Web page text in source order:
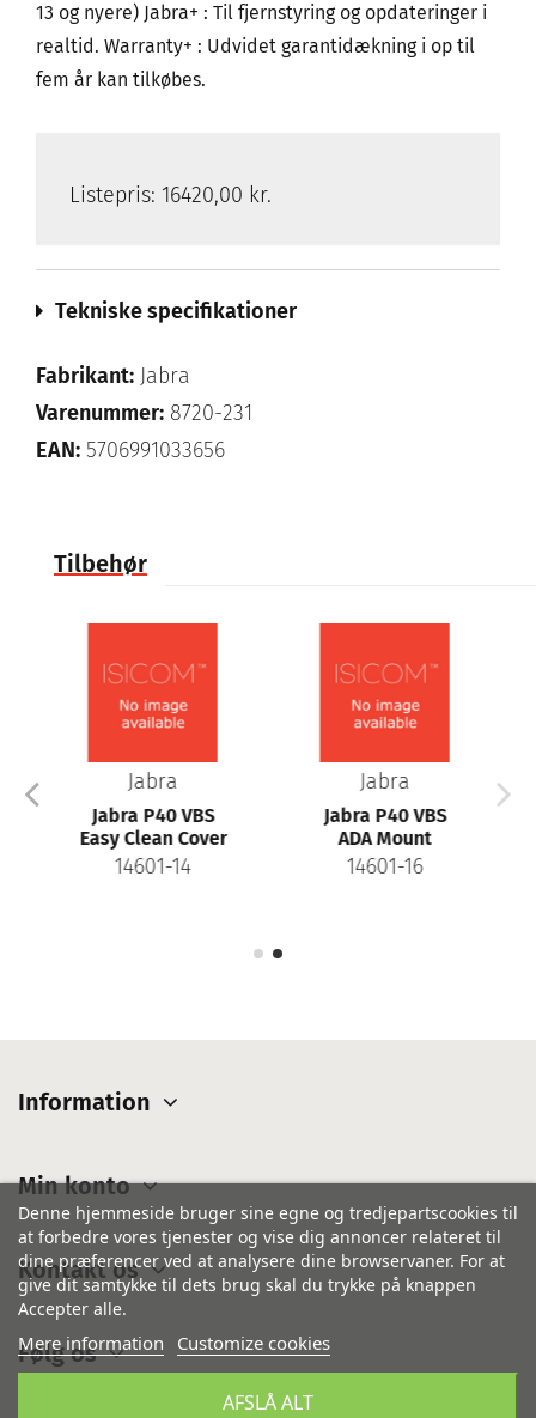
13 og nyere) Jabra+ : Til fjernstyring og opdateringer i
realtid. Warranty+ : Udvidet garantidækning i op til
fem år kan tilkøbes.
Listepris: 16420,00 kr.
Tekniske specifikationer
Fabrikant: Jabra
Varenummer: 8720-231
EAN: 5706991033656
Tilbehør
Jabra
Jabra P40 VBS
Easy Clean Cover
14601-14
Jabra
Jabra P40 VBS
ADA Mount
14601-16
Information
Min konto
Kontakt os
Denne hjemmeside bruger sine egne og tredjepartscookies til
at forbedre vores tjenester og vise dig annoncer relateret til
dine præferencer ved at analysere dine browservaner. For at
give dit samtykke til dets brug skal du trykke på knappen
Accepter alle.
Mere information Customize cookies
AFSLÅ ALT
Følg os